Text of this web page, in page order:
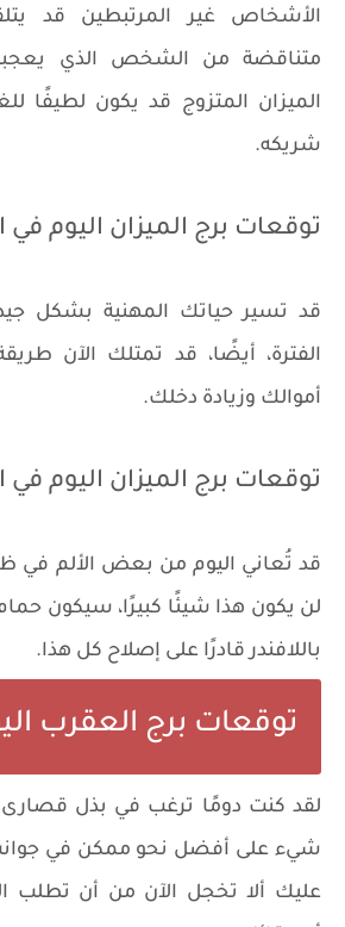
الأشخاص غير المرتبطين قد
متناقضة من الشخص الذي
الميزان المتزوج قد يكون لطيفًا
شريكه.
توقعات برج الميزان اليوم
قد تسير حياتك المهنية بشكل
الفترة، أيضًا، قد تمتلك الآن
أموالك وزيادة دخلك.
توقعات برج الميزان اليوم
​​قد تُعاني اليوم من بعض الألم في
لن يكون هذا شيئًا كبيرًا، سيكون
باللافندر قادرًا على إصلاح كل هذا.
توقعات برج العقرب
لقد كنت دومًا ترغب في بذل
شيء على أفضل نحو ممكن في
عليك ألا تخجل الآن من أن تطلب